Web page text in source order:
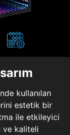
kullanılan
estetik bir
ile etkileyici
ve kaliteli